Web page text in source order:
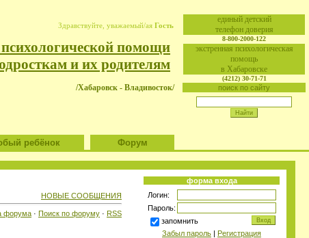
eдиный детский
телефон доверия
8-800-2000-122
экстренная психологическая
помощь
в Хабаровске
(4212) 30-71-71
поиск по сайту
Здравствуйте, уважаемый/ая Гость
помощи
и их родителям
/Хабаровск - Владивосток/
ребёнок Форум
НОВЫЕ СООБЩЕНИЯ
форума · Поиск по форуму · RSS
форма входа
Логин:
Пароль:
запомнить
Забыл пароль | Регистрация